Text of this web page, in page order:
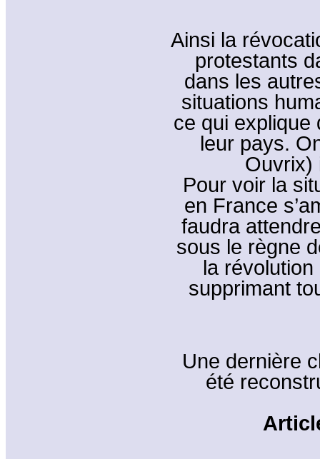
Ainsi la
protestants
dans les
situations
ce qui explique
leur pays.
Ouvrix)
Pour voir la
en France
faudra
sous le règne
la révolution
supprimant
Une dernière
été